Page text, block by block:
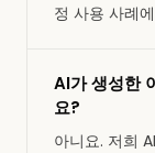
정 사용 사례
AI가 생성한
요?
아니요. 저희